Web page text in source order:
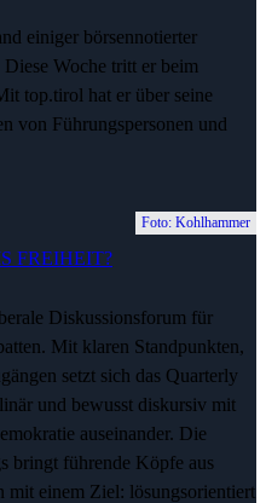
einiger börsennotierter
Woche tritt er beim
top.tirol hat er über seine
von Führungspersonen und
Foto: Kohlhammer
FREIHEIT?
Diskussionsforum für
Mit klaren Standpunkten,
setzt sich das Quarterly
und bewusst diskursiv mit
auseinander. Die
bringt führende Köpfe aus
mit einem Ziel: lösungsorientiert